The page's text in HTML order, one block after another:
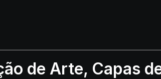
de Arte, Capas